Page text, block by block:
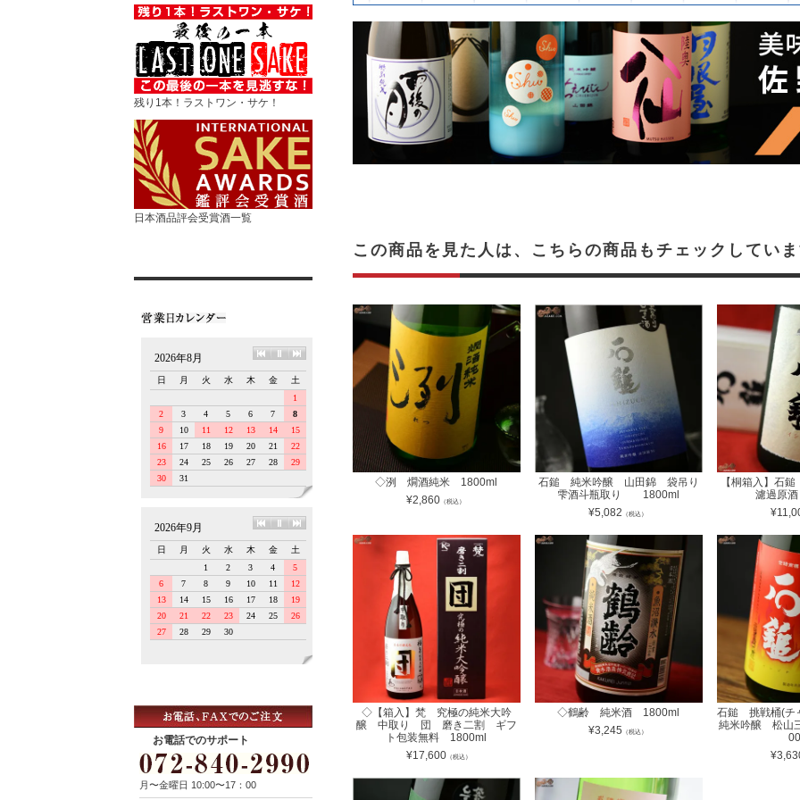
残り1本！ラストワン・サケ！
日本酒品評会受賞酒一覧
お電話でのサポート
月〜金曜日 10:00〜17：00
この商品を見た人は、こちらの商品もチェックしてい
◇洌 燗酒純米 1800ml
¥2,860（税込）
石鎚 純米吟醸 山田錦 袋吊り
雫酒斗瓶取り 1800ml
¥5,082 （税込）
【桐箱入】石
濾過原
¥
◇【箱入】梵 究極の純米大吟
醸 中取り 団 磨き二割 ギフ
ト包装無料 1800ml
¥17,600（税込）
◇鶴齢 純米酒 1800ml
¥3,245 （税込）
石鎚 挑戦桶(チ
純米吟醸 松山
¥